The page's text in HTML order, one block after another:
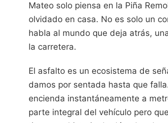
Mateo solo piensa en la Piña
olvidado en casa. No es solo un
habla al mundo que deja atrás,
la carretera.
El asfalto es un ecosistema de
damos por sentada hasta que
encienda instantáneamente a
parte integral del vehículo pero